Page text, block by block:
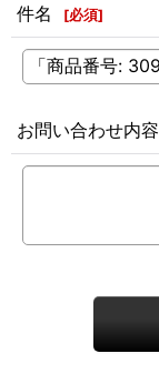
件名 [必須]
お問い合わせ内容